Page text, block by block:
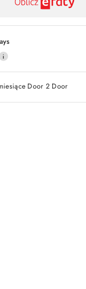
Door 2 Door